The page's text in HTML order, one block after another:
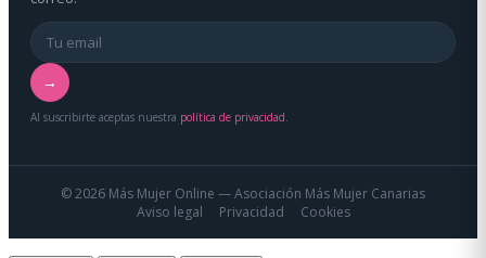
→
Al suscribirte aceptas nuestra política de privacidad.
© 2026 Más Mujer Online — Asociación Más Mujer Canarias
Aviso legal
Privacidad Cookies